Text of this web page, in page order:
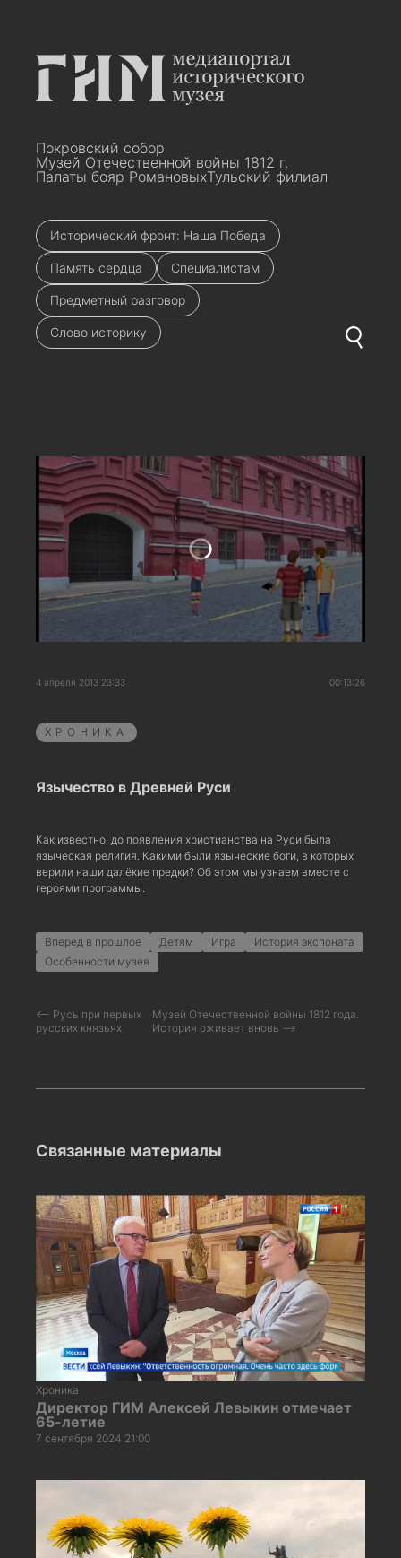
Покровский собор
Музей Отечественной войны 1812 г.
Палаты бояр РомановыхТульский филиал
Исторический фронт: Наша Победа
Память сердца Специалистам
Предметный разговор
Слово историку
4 апреля 2013 23:33 00:13:26
ХРОНИКА
Язычество в Древней Руси
Как известно, до появления христианства на Руси была
языческая религия. Какими были языческие боги, в которых
верили наши далёкие предки? Об этом мы узнаем вместе с
героями программы.
Вперед в прошлое Детям Игра
История экспоната
Особенности музея
⟵ Русь при первых
русских князьях
Музей Отечественной войны 1812 года.
История оживает вновь ⟶
Связанные материалы
Хроника
Директор ГИМ Алексей Левыкин отмечает
65-летие
7 сентября 2024 21:00